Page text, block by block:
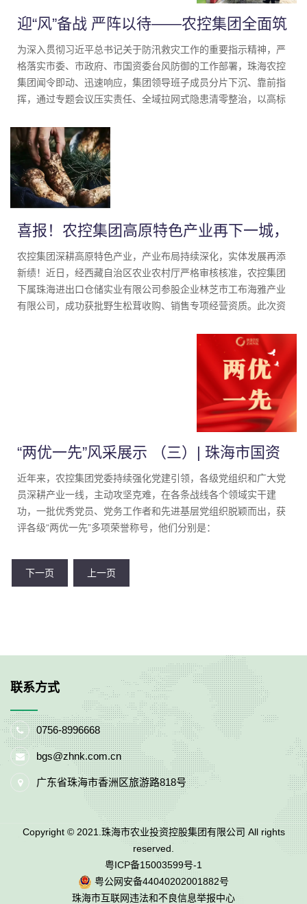
迎“风”备战 严阵以待——农控集团全面筑
牢台风“红霞”防御安全防线
为深入贯彻习近平总书记关于防汛救灾工作的重要指示精神，严
格落实市委、市政府、市国资委台风防御的工作部署，珠海农控
集团闻令即动、迅速响应，集团领导班子成员分片下沉、靠前指
挥，通过专题会议压实责任、全域拉网式隐患清零整治，以高标
属国企的使命担当，全力守护干部职工及人民群众生命财产安
全。
喜报！农控集团高原特色产业再下一城，
松茸经营资质成功获批
农控集团深耕高原特色产业，产业布局持续深化，实体发展再添
新绩！近日，经西藏自治区农业农村厅严格审核核准，农控集团
下属珠海进出口仓储实业有限公司参股企业林芝市工布海雅产业
有限公司，成功获批野生松茸收购、销售专项经营资质。此次资
实践，进一步完善集团高原特色农业全产业链布局，为东西部协
“两优一先”风采展示 （三）| 珠海市国资
系统优秀党务工作者 赵翠兰
近年来，农控集团党委持续强化党建引领，各级党组织和广大党
员深耕产业一线，主动攻坚克难，在各条战线各个领域实干建
功，一批优秀党员、党务工作者和先进基层党组织脱颖而出，获
评各级“两优一先”多项荣誉称号，他们分别是：
下一页 上一页
联系方式
0756-8996668
bgs@zhnk.com.cn
广东省珠海市香洲区旅游路818号
Copyright © 2021.珠海市农业投资控股集团有限公司 All rights
reserved.
粤ICP备15003599号-1
粤公网安备44040202001882号
珠海市互联网违法和不良信息举报中心